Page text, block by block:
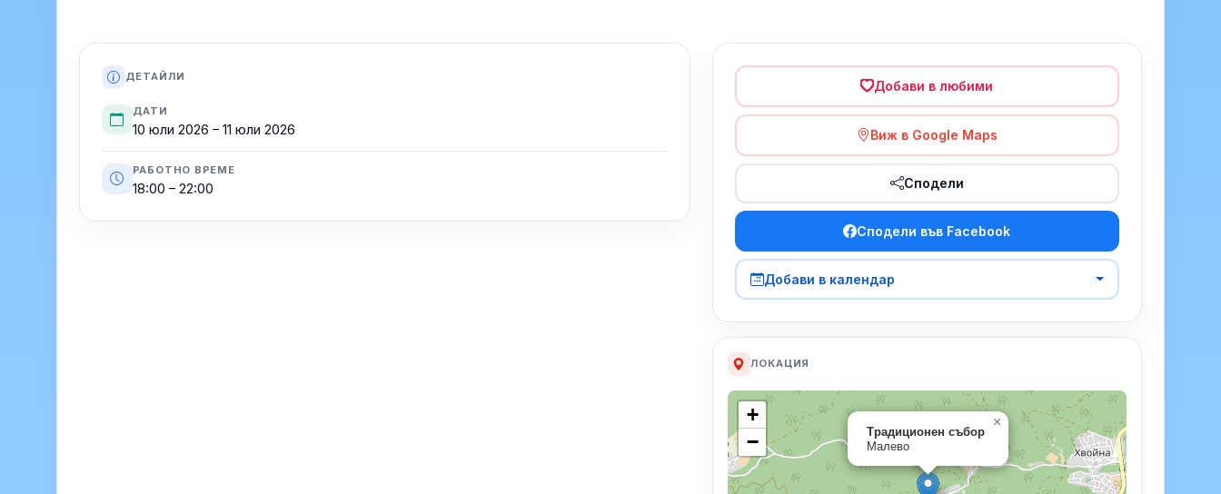
ДЕТАЙЛИ
ДАТИ
10 юли 2026 – 11 юли 2026
РАБОТНО ВРЕМЕ
18:00 – 22:00
Добави в любими
Виж в Google Maps
Сподели
Сподели във Facebook
Добави в календар
ЛОКАЦИЯ
Традиционен събор
Малево
×
+
−